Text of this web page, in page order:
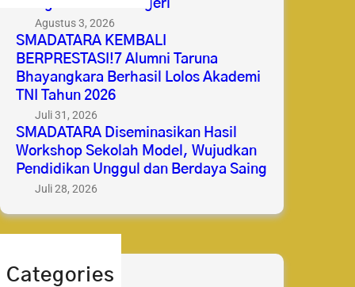
Mengabdi untuk Negeri
Agustus 3, 2026
SMADATARA KEMBALI
BERPRESTASI!7 Alumni Taruna
Bhayangkara Berhasil Lolos Akademi
TNI Tahun 2026
Juli 31, 2026
SMADATARA Diseminasikan Hasil
Workshop Sekolah Model, Wujudkan
Pendidikan Unggul dan Berdaya Saing
Juli 28, 2026
Categories